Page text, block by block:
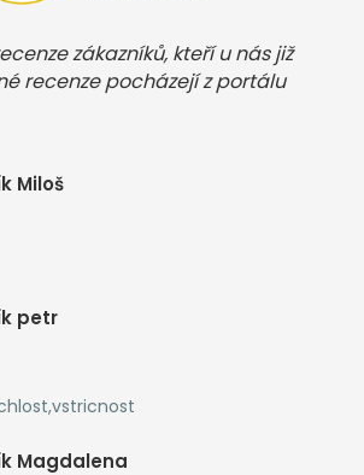
zákazníků, kteří u nás již
recenze pocházejí z portálu
Miloš
petr
Magdalena